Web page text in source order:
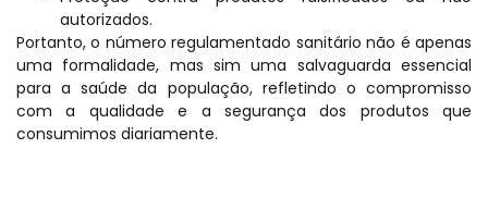
autorizados.
Portanto, o número regulamentado sanitário não é apenas
uma formalidade, mas sim uma salvaguarda essencial
para a saúde da população, refletindo o compromisso
com a qualidade e a segurança dos produtos que
consumimos diariamente.